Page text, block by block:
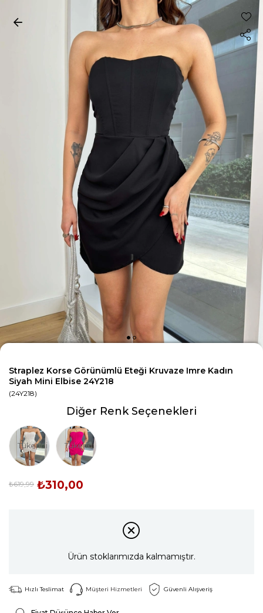
Straplez Korse Görünümlü Eteği Kruvaze Imre Kadın
Siyah Mini Elbise 24Y218
(24Y218)
Diğer Renk Seçenekleri
Tükendi Tükendi
₺619,99 ₺310,00
Ürün stoklarımızda kalmamıştır.
Hızlı Teslimat Müşteri Hizmetleri Güvenli Alışveriş